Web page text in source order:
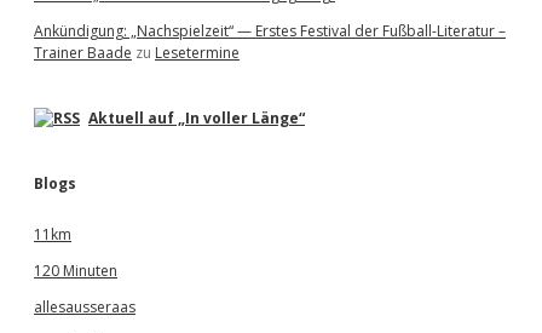
Ankündigung: „Nachspielzeit“ — Erstes Festival der Fußball-Literatur –
Trainer Baade zu Lesetermine
Aktuell auf „In voller Länge“
Blogs
11km
120 Minuten
allesausseraas